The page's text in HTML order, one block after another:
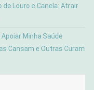
de Louro e Canela: Atrair
Minha Saúde
Cansam e Outras Curam